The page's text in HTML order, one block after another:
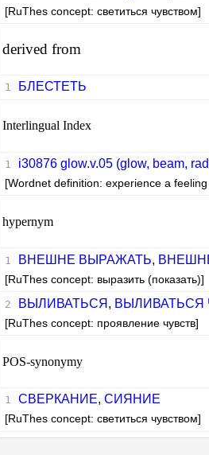
[RuThes concept: светиться чувством]
derived from
БЛЕСТЕТЬ
Interlingual Index
i30876 glow.v.05 (glow, beam,
[Wordnet definition: experience a
hypernym
ВНЕШНЕ ВЫРАЖАТЬ,
[RuThes concept: выразить (показать)]
ВЫЛИВАТЬСЯ , ВЫЛИВАТЬСЯ
[RuThes concept: проявление чувств]
POS-synonymy
СВЕРКАНИЕ, СИЯНИЕ
[RuThes concept: светиться чувством]